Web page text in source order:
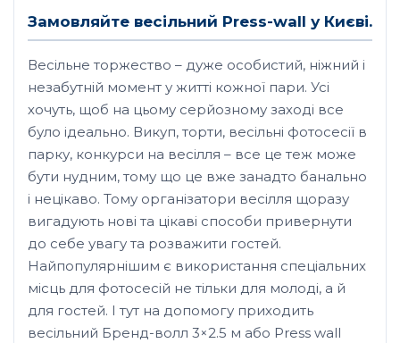
Замовляйте весільний Press-wall у Києві.
Весільне торжество – дуже особистий, ніжний і
незабутній момент у житті кожної пари. Усі
хочуть, щоб на цьому серйозному заході все
було ідеально. Викуп, торти, весільні фотосесії в
парку, конкурси на весілля – все це теж може
бути нудним, тому що це вже занадто банально
і нецікаво. Тому організатори весілля щоразу
вигадують нові та цікаві способи привернути
до себе увагу та розважити гостей.
Найпопулярнішим є використання спеціальних
місць для фотосесій не тільки для молоді, а й
для гостей. І тут на допомогу приходить
весільний Бренд-волл 3×2.5 м або Press wall